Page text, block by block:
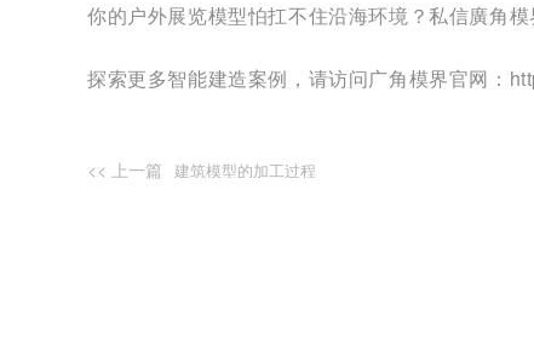
你的户外展览模型怕扛不住沿海环境？私信廣角模
探索更多智能建造案例，请访问广角模界官网：
<< 上一篇 建筑模型的加工过程